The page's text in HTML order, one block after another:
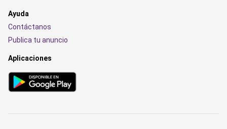
Ayuda
Contáctanos
Publica tu anuncio
Aplicaciones